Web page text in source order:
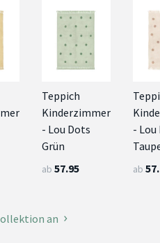
Teppich
Kinderzimmer
- Lou Dots
Grün
ab 57.95
- Lou
ab
an